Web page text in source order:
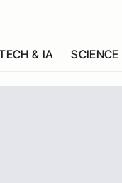
& IA SCIENCE